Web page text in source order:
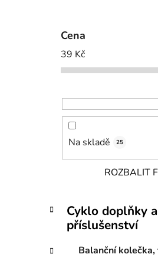
l
Cena
39 Kč
Na skladě 25
ROZBALIT
Přeskočit
kategorie
K
a
g
Cyklo doplňky a
příslušenství
Balanční kolečka,